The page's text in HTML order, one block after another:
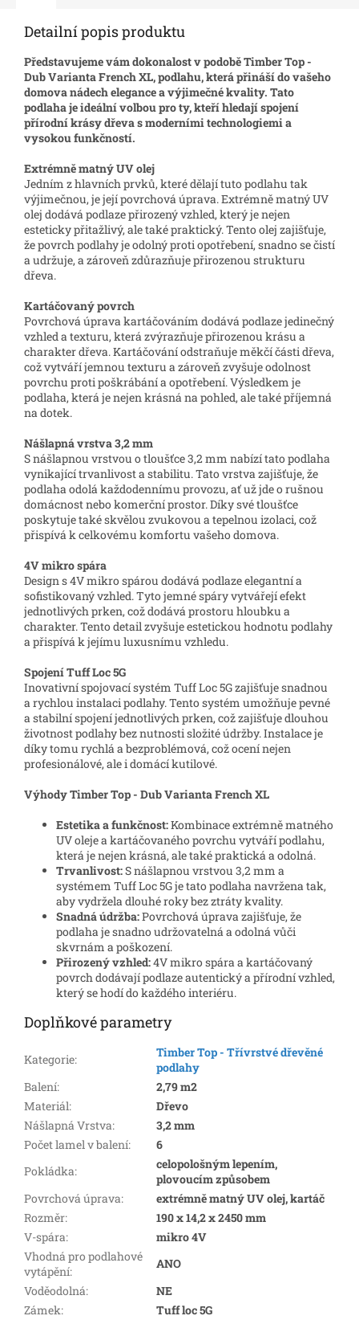
Detailní popis produktu
Představujeme vám dokonalost v podobě Timber Top -
Dub Varianta French XL, podlahu, která přináší do vašeho
domova nádech elegance a výjimečné kvality. Tato
podlaha je ideální volbou pro ty, kteří hledají spojení
přírodní krásy dřeva s moderními technologiemi a
vysokou funkčností.
Extrémně matný UV olej
Jedním z hlavních prvků, které dělají tuto podlahu tak
výjimečnou, je její povrchová úprava. Extrémně matný UV
olej dodává podlaze přirozený vzhled, který je nejen
esteticky přitažlivý, ale také praktický. Tento olej zajišťuje,
že povrch podlahy je odolný proti opotřebení, snadno se čistí
a udržuje, a zároveň zdůrazňuje přirozenou strukturu
dřeva.
Kartáčovaný povrch
Povrchová úprava kartáčováním dodává podlaze jedinečný
vzhled a texturu, která zvýrazňuje přirozenou krásu a
charakter dřeva. Kartáčování odstraňuje měkčí části dřeva,
což vytváří jemnou texturu a zároveň zvyšuje odolnost
povrchu proti poškrábání a opotřebení. Výsledkem je
podlaha, která je nejen krásná na pohled, ale také příjemná
na dotek.
Nášlapná vrstva 3,2 mm
S nášlapnou vrstvou o tloušťce 3,2 mm nabízí tato podlaha
vynikající trvanlivost a stabilitu. Tato vrstva zajišťuje, že
podlaha odolá každodennímu provozu, ať už jde o rušnou
domácnost nebo komerční prostor. Díky své tloušťce
poskytuje také skvělou zvukovou a tepelnou izolaci, což
přispívá k celkovému komfortu vašeho domova.
4V mikro spára
Design s 4V mikro spárou dodává podlaze elegantní a
sofistikovaný vzhled. Tyto jemné spáry vytvářejí efekt
jednotlivých prken, což dodává prostoru hloubku a
charakter. Tento detail zvyšuje estetickou hodnotu podlahy
a přispívá k jejímu luxusnímu vzhledu.
Spojení Tuff Loc 5G
Inovativní spojovací systém Tuff Loc 5G zajišťuje snadnou
a rychlou instalaci podlahy. Tento systém umožňuje pevné
a stabilní spojení jednotlivých prken, což zajišťuje dlouhou
životnost podlahy bez nutnosti složité údržby. Instalace je
díky tomu rychlá a bezproblémová, což ocení nejen
profesionálové, ale i domácí kutilové.
Výhody Timber Top - Dub Varianta French XL
Estetika a funkčnost:Kombinace extrémně matného
UV oleje a kartáčovaného povrchu vytváří podlahu,
která je nejen krásná, ale také praktická a odolná.
Trvanlivost:S nášlapnou vrstvou 3,2 mm a
systémem Tuff Loc 5G je tato podlaha navržena tak,
aby vydržela dlouhé roky bez ztráty kvality.
Snadná údržba:Povrchová úprava zajišťuje, že
podlaha je snadno udržovatelná a odolná vůči
skvrnám a poškození.
Přirozený vzhled:4V mikro spára a kartáčovaný
povrch dodávají podlaze autentický a přírodní vzhled,
který se hodí do každého interiéru.
Doplňkové parametry
Kategorie:
Timber Top - Třívrstvé dřevěné
podlahy
Balení:
2,79 m2
Materiál:
Dřevo
Nášlapná Vrstva:
3,2 mm
Počet lamel v balení:
6
Pokládka:
celopološným lepením,
plovoucím způsobem
Povrchová úprava:
extrémně matný UV olej, kartáč
Rozměr:
190 x 14,2 x 2450 mm
V-spára:
mikro 4V
Vhodná pro podlahové
vytápění:
ANO
Voděodolná:
NE
Zámek: Tuff loc 5G